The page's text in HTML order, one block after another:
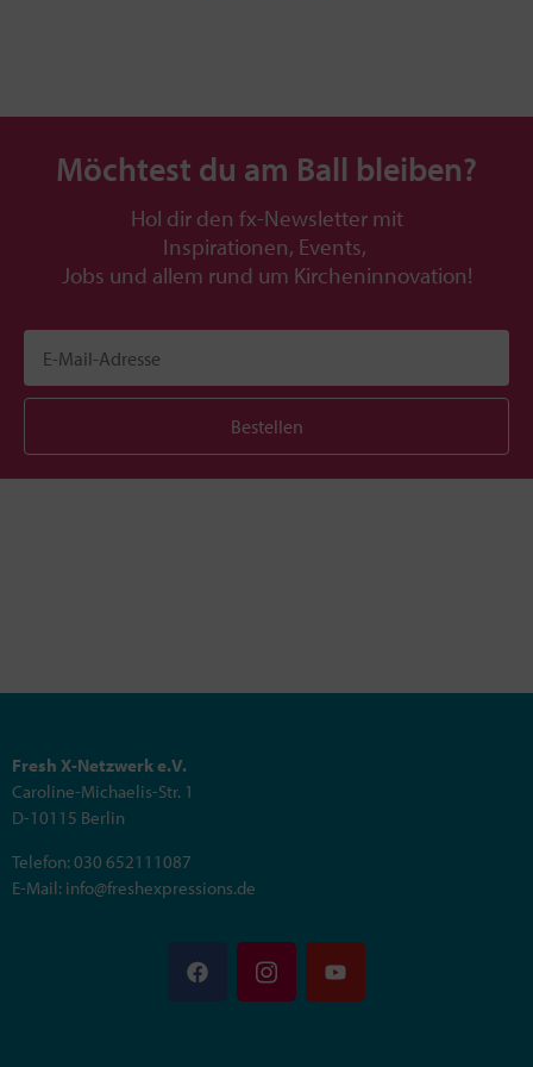
Möchtest du am Ball bleiben?
Hol dir den fx-Newsletter mit
Inspirationen, Events,
Jobs und allem rund um Kircheninnovation!
Bestellen
Fresh X-Netzwerk e.V.
Caroline-Michaelis-Str. 1
D-10115 Berlin
Telefon: 030 652111087
E-Mail: info@freshexpressions.de